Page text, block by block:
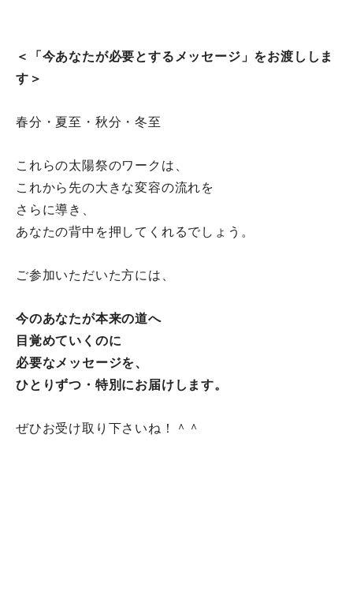
＜「今あなたが必要とするメッセージ」をお渡ししま
す＞
春分・夏至・秋分・冬至
これらの太陽祭のワークは、
これから先の大きな変容の流れを
さらに導き、
あなたの背中を押してくれるでしょう。
ご参加いただいた方には、
今のあなたが本来の道へ
目覚めていくのに
必要なメッセージを、
ひとりずつ・特別にお届けします。
ぜひお受け取り下さいね！＾＾